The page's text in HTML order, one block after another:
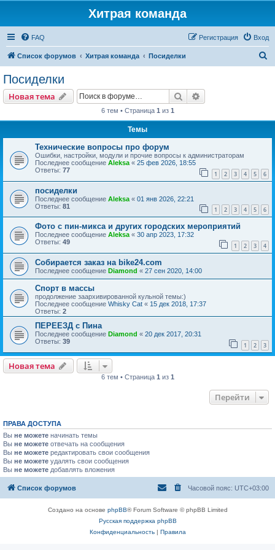
Хитрая команда
FAQ Вход
Регистрация
Список форумов Хитрая команда Посиделки
Посиделки
Новая тема Поиск
6 тем • Страница 1 из 1
Темы
Технические вопросы про форум
Ошибки, настройки, модули и прочие вопросы к администраторам
Последнее сообщение Aleksa « 25 фев 2026, 18:55
Ответы: 77 1 2 3 4 5 6
посиделки
Последнее сообщение Aleksa « 01 янв 2026, 22:21
Ответы: 81 1 2 3 4 5 6
Фото с пин-микса и других городских мероприятий
Последнее сообщение Aleksa « 30 апр 2023, 17:32
Ответы: 49 1 2 3 4
Собирается заказ на bike24.com
Последнее сообщение Diamond « 27 сен 2020, 14:00
Спорт в массы
продолжение заархивированной кульной темы:)
Последнее сообщение Whisky Cat « 15 дек 2018, 17:37
Ответы: 2
ПЕРЕЕЗД с Пина
Последнее сообщение Diamond « 20 дек 2017, 20:31
Ответы: 39 1 2 3
Новая тема
6 тем • Страница 1 из 1
Перейти
ПРАВА ДОСТУПА
Вы не можете начинать темы
Вы не можете отвечать на сообщения
Вы не можете редактировать свои сообщения
Вы не можете удалять свои сообщения
Вы не можете добавлять вложения
Список форумов Часовой пояс: UTC+03:00
Создано на основе phpBB® Forum Software © phpBB Limited
Русская поддержка phpBB
Конфиденциальность| Правила